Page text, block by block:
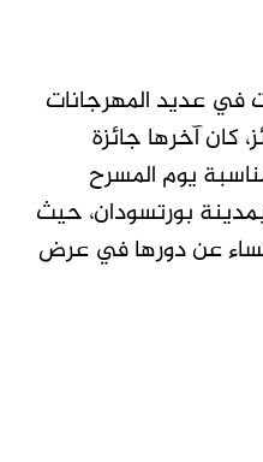
في عديد المهرجانات
كان آخرها جائزة
يوم المسرح
بورتسودان، حيث
نساء عن دورها في عرض